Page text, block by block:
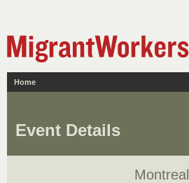
Home
Event Details
Montreal